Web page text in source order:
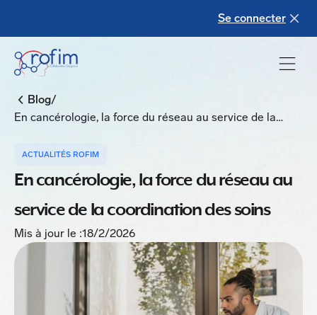
Se connecter
Blog/
En cancérologie, la force du réseau au service de la
ACTUALITÉS ROFIM
En cancérologie, la force du réseau au
service de la coordination des soins
Mis à jour le :18/2/2026